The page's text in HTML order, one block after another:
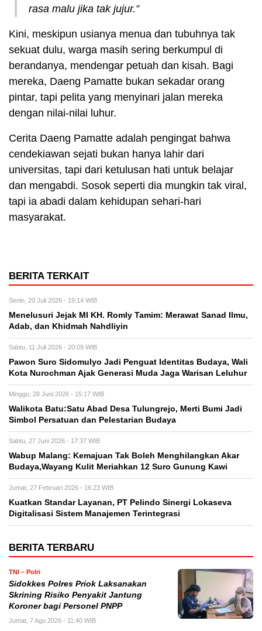
rasa malu jika tak jujur.”
Kini, meskipun usianya menua dan tubuhnya tak
sekuat dulu, warga masih sering berkumpul di
berandanya, mendengar petuah dan kisah. Bagi
mereka, Daeng Pamatte bukan sekadar orang
pintar, tapi pelita yang menyinari jalan mereka
dengan nilai-nilai luhur.
Cerita Daeng Pamatte adalah pengingat bahwa
cendekiawan sejati bukan hanya lahir dari
universitas, tapi dari ketulusan hati untuk belajar
dan mengabdi. Sosok seperti dia mungkin tak viral,
tapi ia abadi dalam kehidupan sehari-hari
masyarakat.
BERITA TERKAIT
Senin, 20 Juli 2026 - 19:14 WIB
Menelusuri Jejak MI KH. Romly Tamim: Merawat Sanad Ilmu,
Adab, dan Khidmah Nahdliyin
Sabtu, 11 Juli 2026 - 20:09 WIB
Pawon Suro Sidomulyo Jadi Penguat Identitas Budaya, Wali
Kota Nurochman Ajak Generasi Muda Jaga Warisan Leluhur
Minggu, 28 Juni 2026 - 15:17 WIB
Walikota Batu:Satu Abad Desa Tulungrejo, Merti Bumi Jadi
Simbol Persatuan dan Pelestarian Budaya
Sabtu, 27 Juni 2026 - 17:37 WIB
Wabup Malang: Kemajuan Tak Boleh Menghilangkan Akar
Budaya,Wayang Kulit Meriahkan 12 Suro Gunung Kawi
Jumat, 27 Februari 2026 - 16:23 WIB
Kuatkan Standar Layanan, PT Pelindo Sinergi Lokaseva
Digitalisasi Sistem Manajemen Terintegrasi
BERITA TERBARU
TNI – Polri
Sidokkes Polres Priok Laksanakan
Skrining Risiko Penyakit Jantung
Koroner bagi Personel PNPP
Jumat, 7 Agu 2026 - 11:40 WIB